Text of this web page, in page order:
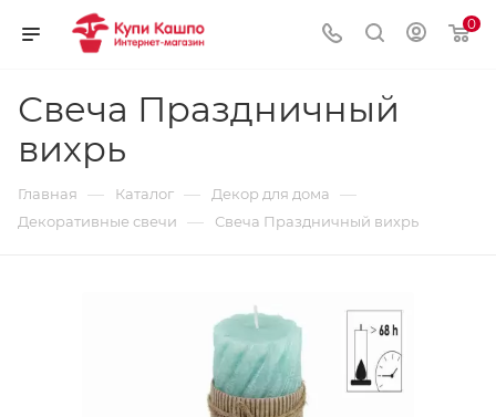
0
Свеча Праздничный
вихрь
Главная — Каталог — Декор для дома —
Декоративные свечи — Свеча Праздничный вихрь